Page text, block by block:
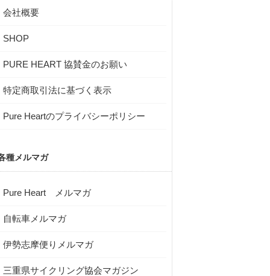
会社概要
SHOP
PURE HEART 協賛金のお願い
特定商取引法に基づく表示
Pure Heartのプライバシーポリシー
種メルマガ
Pure Heart メルマガ
自転車メルマガ
伊勢志摩便りメルマガ
三重県サイクリング協会マガジン